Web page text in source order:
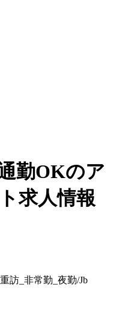
勤OKのア
求人情報
訪_非常勤_夜勤/Jb